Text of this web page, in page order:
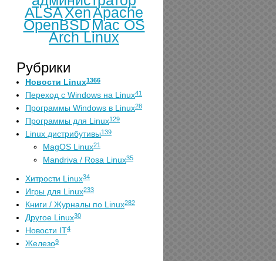
ALSAXenApache
OpenBSD Mac OS
Arch Linux
Рубрики
Новости Linux1366
Переход с Windows на Linux41
Программы Windows в Linux28
Программы для Linux129
Linux дистрибутивы139
MagOS Linux21
Mandriva / Rosa Linux35
Хитрости Linux34
Игры для Linux233
Книги / Журналы по Linux282
Другое Linux30
Новости IT4
Железо9